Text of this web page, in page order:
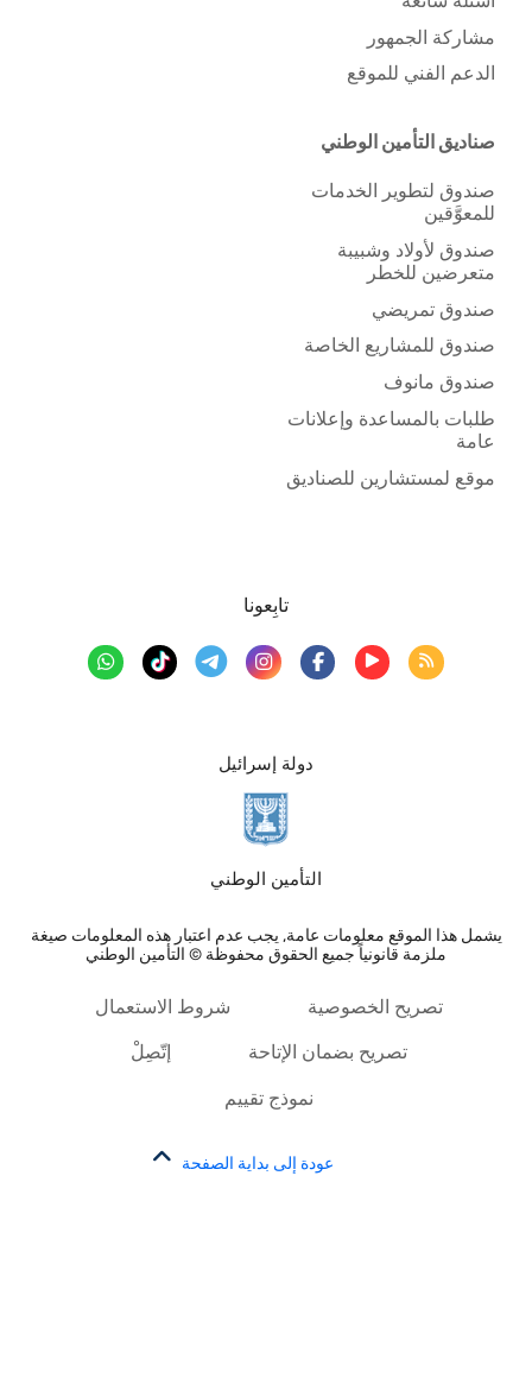
مشاركة الجمهور
الدعم الفني للموقع
صناديق التأمين الوطني
صندوق لتطوير الخدمات
للمعوَّقين
صندوق لأولاد وشبيبة
متعرضين للخطر
صندوق تمريضي
صندوق للمشاريع الخاصة
صندوق مانوف
طلبات بالمساعدة وإعلانات
عامة
موقع لمستشارين للصناديق
دولة إسرائيل
التأمين الوطني
يشمل هذا الموقع معلومات عامة, يجب عدم اعتبار هذه المعلومات صيغة
ملزمة قانونياً جميع الحقوق محفوظة © التأمين الوطني
تابِعونا
تصريح الخصوصية شروط الاستعمال
تصريح بضمان الإتاحة إتّصِلْ
نموذج تقييم
عودة إلى بداية الصفحة